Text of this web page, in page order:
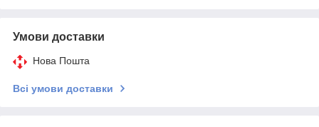
Умови доставки
Нова Пошта
Всі умови доставки